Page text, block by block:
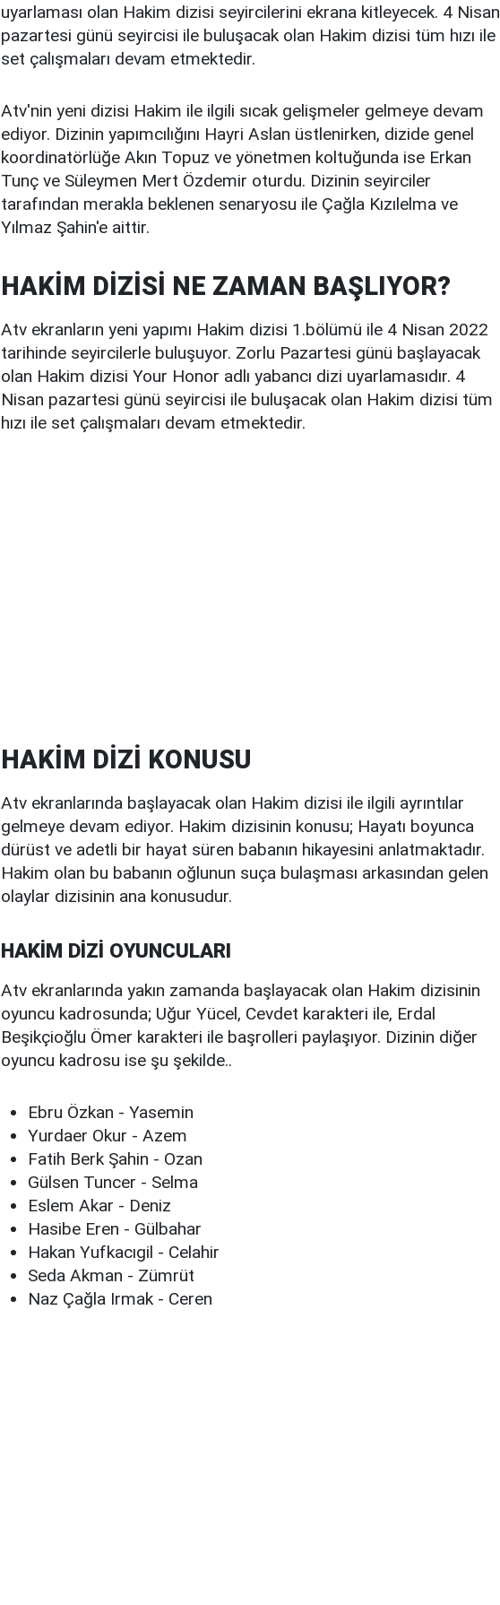
uyarlaması olan Hakim dizisi seyircilerini ekrana kitleyecek. 4 Nisan
pazartesi günü seyircisi ile buluşacak olan Hakim dizisi tüm hızı ile
set çalışmaları devam etmektedir.
Atv'nin yeni dizisi Hakim ile ilgili sıcak gelişmeler gelmeye devam
ediyor. Dizinin yapımcılığını Hayri Aslan üstlenirken, dizide genel
koordinatörlüğe Akın Topuz ve yönetmen koltuğunda ise Erkan
Tunç ve Süleymen Mert Özdemir oturdu. Dizinin seyirciler
tarafından merakla beklenen senaryosu ile Çağla Kızılelma ve
Yılmaz Şahin'e aittir.
HAKİM DİZİSİ NE ZAMAN BAŞLIYOR?
Atv ekranların yeni yapımı Hakim dizisi 1.bölümü ile 4 Nisan 2022
tarihinde seyircilerle buluşuyor. Zorlu Pazartesi günü başlayacak
olan Hakim dizisi Your Honor adlı yabancı dizi uyarlamasıdır. 4
Nisan pazartesi günü seyircisi ile buluşacak olan Hakim dizisi tüm
hızı ile set çalışmaları devam etmektedir.
HAKİM DİZİ KONUSU
Atv ekranlarında başlayacak olan Hakim dizisi ile ilgili ayrıntılar
gelmeye devam ediyor. Hakim dizisinin konusu; Hayatı boyunca
dürüst ve adetli bir hayat süren babanın hikayesini anlatmaktadır.
Hakim olan bu babanın oğlunun suça bulaşması arkasından gelen
olaylar dizisinin ana konusudur.
HAKİM DİZİ OYUNCULARI
Atv ekranlarında yakın zamanda başlayacak olan Hakim dizisinin
oyuncu kadrosunda; Uğur Yücel, Cevdet karakteri ile, Erdal
Beşikçioğlu Ömer karakteri ile başrolleri paylaşıyor. Dizinin diğer
oyuncu kadrosu ise şu şekilde..
Ebru Özkan - Yasemin
Yurdaer Okur - Azem
Fatih Berk Şahin - Ozan
Gülsen Tuncer - Selma
Eslem Akar - Deniz
Hasibe Eren - Gülbahar
Hakan Yufkacıgil - Celahir
Seda Akman - Zümrüt
Naz Çağla Irmak - Ceren